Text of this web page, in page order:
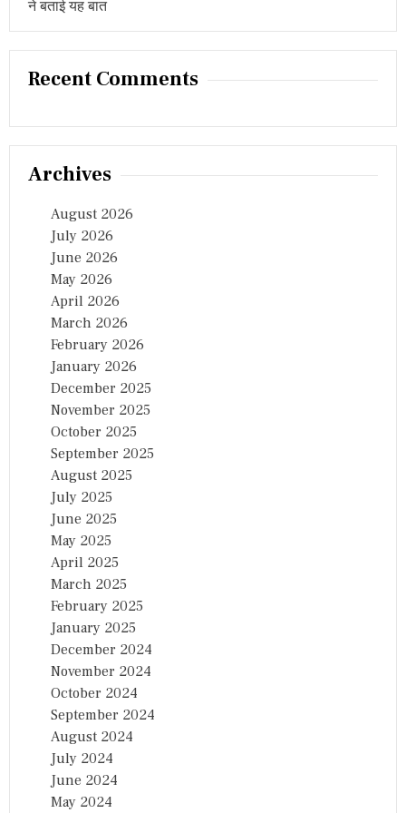
ने बताई यह बात
Recent Comments
Archives
August 2026
July 2026
June 2026
May 2026
April 2026
March 2026
February 2026
January 2026
December 2025
November 2025
October 2025
September 2025
August 2025
July 2025
June 2025
May 2025
April 2025
March 2025
February 2025
January 2025
December 2024
November 2024
October 2024
September 2024
August 2024
July 2024
June 2024
May 2024